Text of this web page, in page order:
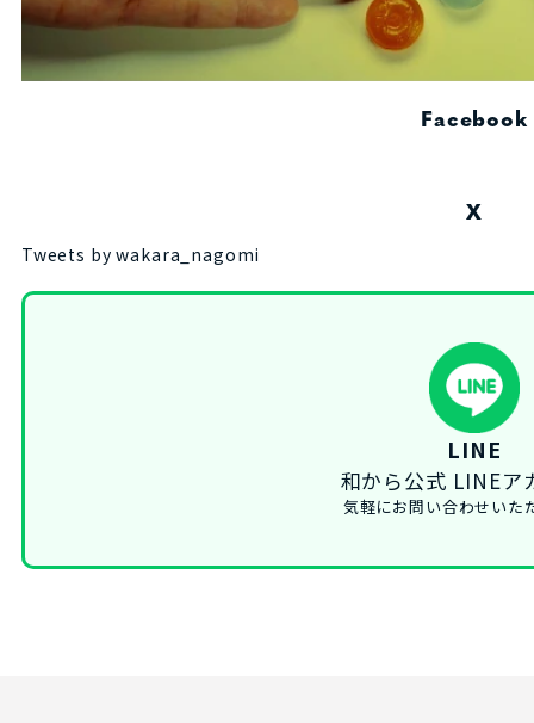
Facebook
X
Tweets by wakara_nagomi
LINE
和から公式 LINEア
気軽にお問い合わせいた